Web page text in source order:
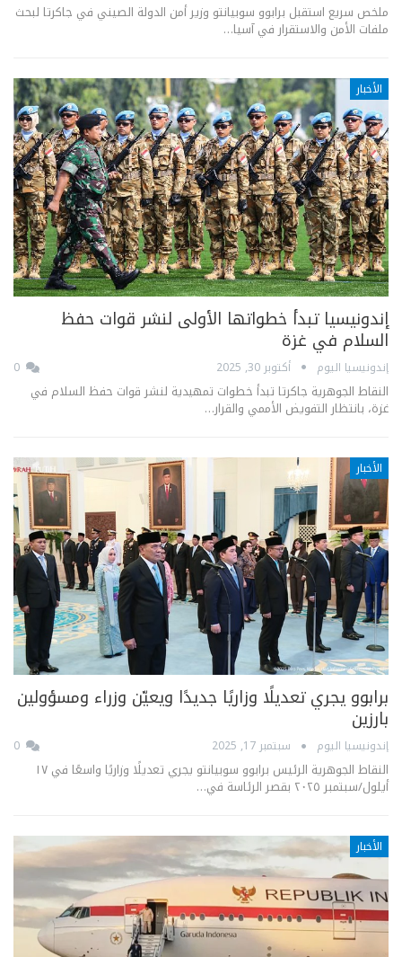
ملخص سريع استقبل برابوو سوبيانتو وزير أمن الدولة الصيني في جاكرتا لبحث
ملفات الأمن والاستقرار في آسيا…
الأخبار
إندونيسيا تبدأ خطواتها الأولى لنشر قوات حفظ
السلام في غزة
إندونيسيا اليوم أكتوبر 30, 2025
النقاط الجوهرية جاكرتا تبدأ خطوات تمهيدية لنشر قوات حفظ السلام في
غزة، بانتظار التفويض الأممي والقرار…
الأخبار
برابوو يجري تعديلًا وزاريًا جديدًا ويعيّن وزراء ومسؤولين
بارزين
إندونيسيا اليوم سبتمبر 17, 2025
النقاط الجوهرية الرئيس برابوو سوبيانتو يجري تعديلًا وزاريًا واسعًا في ١٧
أيلول/سبتمبر ٢٠٢٥ بقصر الرئاسة في…
الأخبار